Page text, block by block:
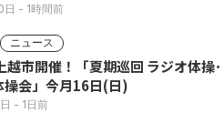
日 - 1時間前
ニュース
越市開催！「夏期巡回 ラジオ体操･
操会」今月16日(日)
- 1日前